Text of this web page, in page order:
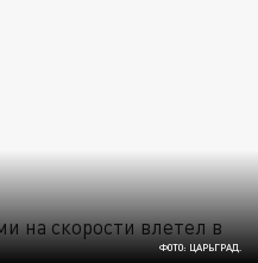
ФОТО: ЦАРЬГРАД.